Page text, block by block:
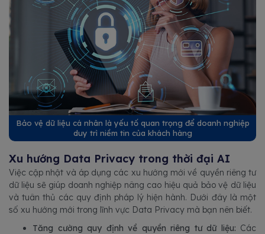
Bảo vệ dữ liệu cá nhân là yếu tố quan trọng để doanh nghiệp
duy trì niềm tin của khách hàng
Xu hướng Data Privacy trong thời đại AI
Việc cập nhật và áp dụng các xu hướng mới về quyền riêng tư
dữ liệu sẽ giúp doanh nghiệp nâng cao hiệu quả bảo vệ dữ liệu
và tuân thủ các quy định pháp lý hiện hành. Dưới đây là một
số xu hướng mới trong lĩnh vực Data Privacy mà bạn nên biết.
Tăng cường quy định về quyền riêng tư dữ liệu: Các